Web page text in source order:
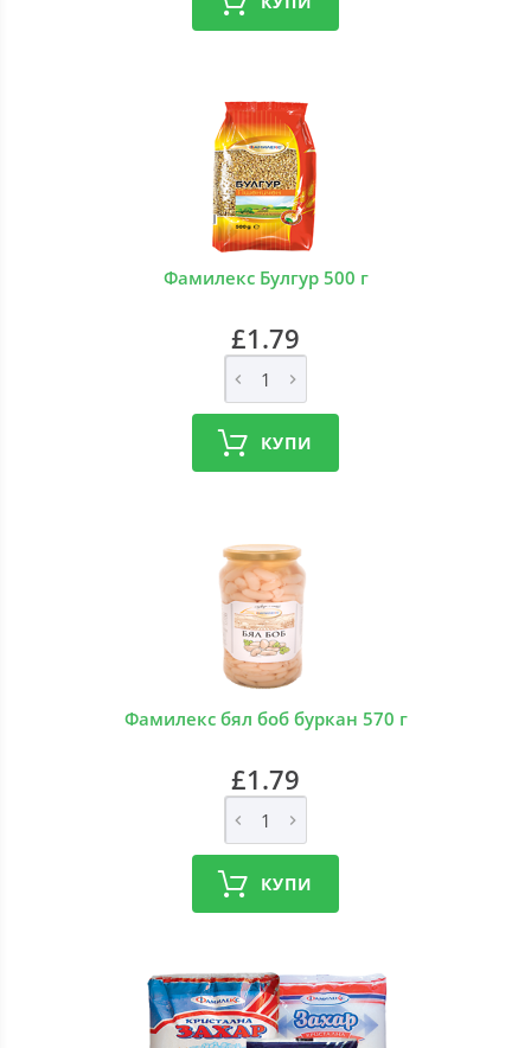
Фамилекс Булгур 500 г
£1.79
КУПИ
Фамилекс бял боб буркан 570 г
£1.79
КУПИ